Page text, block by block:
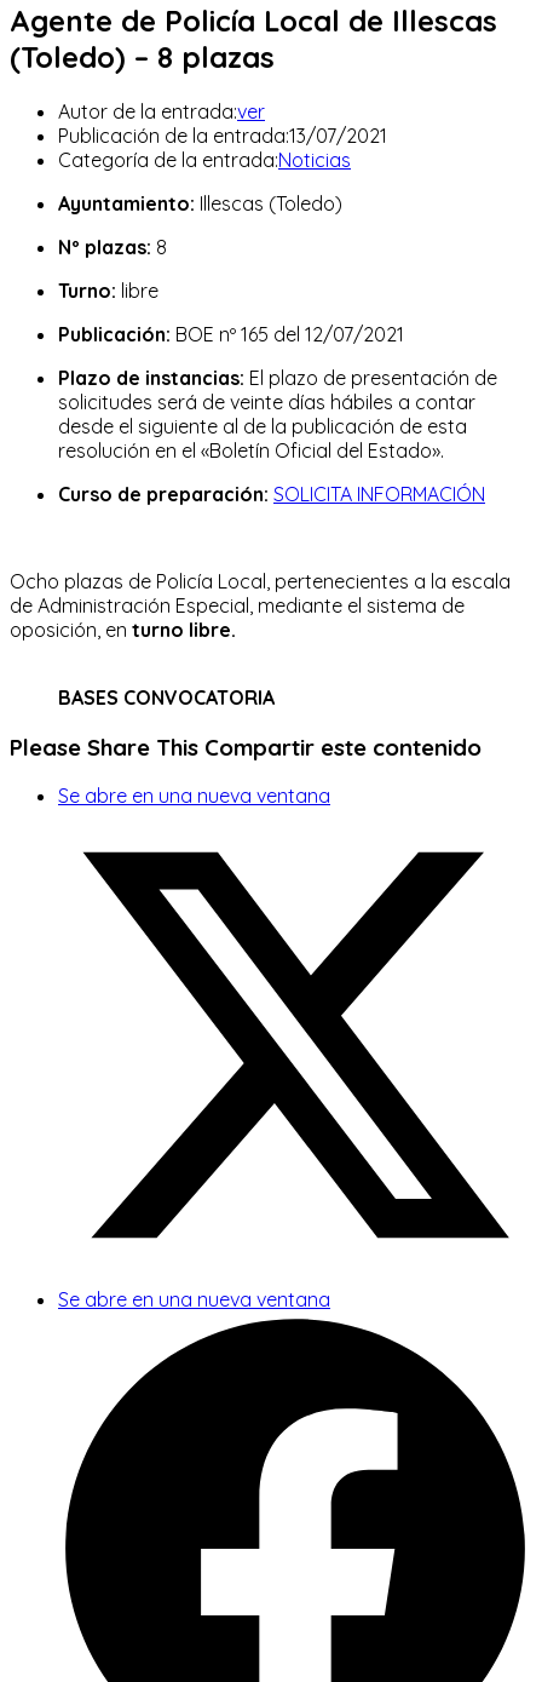
Agente de Policía Local de Illescas
(Toledo) – 8 plazas
Autor de la entrada:ver
Publicación de la entrada:13/07/2021
Categoría de la entrada:Noticias
Ayuntamiento: Illescas (Toledo)
Nº plazas: 8
Turno: libre
Publicación: BOE nº 165 del 12/07/2021
Plazo de instancias: El plazo de presentación de
solicitudes será de veinte días hábiles a contar
desde el siguiente al de la publicación de esta
resolución en el «Boletín Oficial del Estado».
Curso de preparación: SOLICITA INFORMACIÓN
Ocho plazas de Policía Local, pertenecientes a la escala
de Administración Especial, mediante el sistema de
oposición, en turno libre.
BASES CONVOCATORIA
Please Share This Compartir este contenido
Se abre en una nueva ventana
Se abre en una nueva ventana